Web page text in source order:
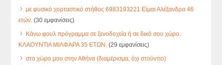
με φυσικό χορταστικό στήθος 6983193221 Είμαι Αλέξανδρα 46
ετών. (30 εμφανίσεις)
Κάνω φουλ πρόγραμμα σε ξενοδοχεία ή σε δικό σου χώρο.
ΚΛΑΟΥΝΤΙΑ ΜΙΛΦΑΡΑ 35 ΕΤΩΝ. (29 εμφανίσεις)
στο χώρο μου στην Αθήνα (διαμέρισμα, όχι στούντιο)